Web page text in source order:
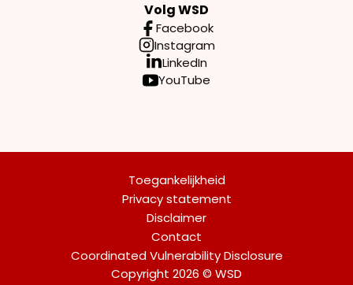
Volg WSD
Facebook
Instagram
LinkedIn
YouTube
Toegankelijkheid
Privacy statement
Disclaimer
Contact
Coordinated Vulnerability Disclosure
Copyright 2026 © WSD